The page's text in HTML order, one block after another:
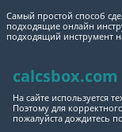
Самый простой способ
подходящие онлайн
подходящий инструмент
calcsbox.com
На сайте используется
Поэтому для
пожалуйста дождитесь